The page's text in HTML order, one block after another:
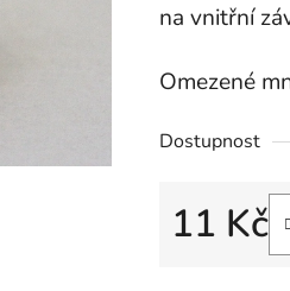
na vnitřní
Omezené
Dostupnost
11 Kč
Měrná cena: